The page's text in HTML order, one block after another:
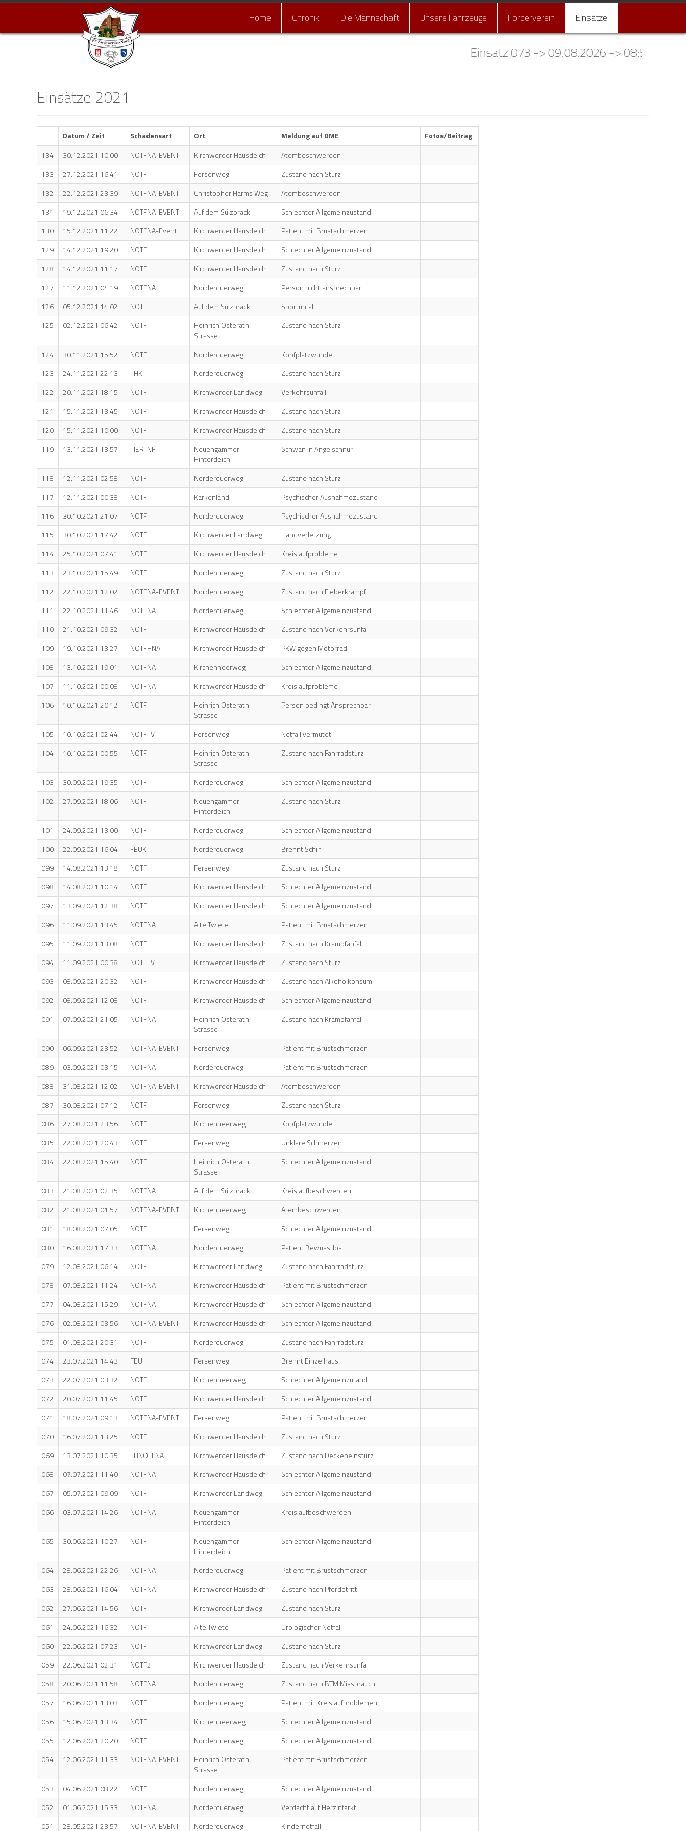
Home Chronik Die Mannschaft Unsere Fahrzeuge Förderverein Einsätze
Einsatz 073 -> 09.08.2026 -> 08:54 Uhr ->
Einsätze 2021
Datum / Zeit Schadensart Ort Meldung auf DME
Fotos/Beitrag
134
30.12.2021 10:00 NOTFNA-EVENT Kirchwerder Hausdeich
Atembeschwerden
133
27.12.2021 16:41 NOTF Fersenweg
Zustand nach Sturz
132
22.12.2021 23:39 NOTFNA-EVENT Christopher Harms Weg
Atembeschwerden
131
19.12.2021 06:34 NOTFNA-EVENT Auf dem Sülzbrack
Schlechter Allgemeinzustand
130
15.12.2021 11:22 NOTFNA-Event Kirchwerder Hausdeich
Patient mit Brustschmerzen
129
14.12.2021 19:20 NOTF Kirchwerder Hausdeich
Schlechter Allgemeinzustand
128
14.12.2021 11:17 NOTF Kirchwerder Hausdeich
Zustand nach Sturz
127
11.12.2021 04:19 NOTFNA Norderquerweg
Person nicht ansprechbar
126
05.12.2021 14:02 NOTF Auf dem Sülzbrack
Sportunfall
125
02.12.2021 06:42 NOTF
Heinrich Osterath
Strasse
Zustand nach Sturz
124 30.11.2021 15:52 NOTF Norderquerweg
Kopfplatzwunde
123
24.11.2021 22:13 THK Norderquerweg
Zustand nach Sturz
122
20.11.2021 18:15 NOTF Kirchwerder Landweg
Verkehrsunfall
121
15.11.2021 13:45 NOTF Kirchwerder Hausdeich
Zustand nach Sturz
120
15.11.2021 10:00 NOTF Kirchwerder Hausdeich
Zustand nach Sturz
119
13.11.2021 13:57 TIER-NF
Neuengammer
Hinterdeich
Schwan in Angelschnur
118 12.11.2021 02:58 NOTF Norderquerweg
Zustand nach Sturz
117
12.11.2021 00:38 NOTF Karkenland
Psychischer Ausnahmezustand
116
30.10.2021 21:07 NOTF Norderquerweg
Psychischer Ausnahmezustand
115
30.10.2021 17:42 NOTF Kirchwerder Landweg
Handverletzung
114
25.10.2021 07:41 NOTF Kirchwerder Hausdeich
Kreislaufprobleme
113
23.10.2021 15:49 NOTF Norderquerweg
Zustand nach Sturz
112
22.10.2021 12:02 NOTFNA-EVENT Norderquerweg
Zustand nach Fieberkrampf
111
22.10.2021 11:46 NOTFNA Norderquerweg
Schlechter Allgemeinzustand
110
21.10.2021 09:32 NOTF Kirchwerder Hausdeich
Zustand nach Verkehrsunfall
109
19.10.2021 13:27 NOTFHNA Kirchwerder Hausdeich
PKW gegen Motorrad
108
13.10.2021 19:01 NOTFNA Kirchenheerweg
Schlechter Allgemeinzustand
107
11.10.2021 00:08 NOTFNA Kirchwerder Hausdeich
Kreislaufprobleme
106
10.10.2021 20:12 NOTF
Heinrich Osterath
Strasse
Person bedingt Ansprechbar
105 10.10.2021 02:44 NOTFTV Fersenweg
Notfall vermutet
104
10.10.2021 00:55 NOTF
Heinrich Osterath
Strasse
Zustand nach Fahrradsturz
103 30.09.2021 19:35 NOTF Norderquerweg
Schlechter Allgemeinzustand
102
27.09.2021 18:06 NOTF
Neuengammer
Hinterdeich
Zustand nach Sturz
101 24.09.2021 13:00 NOTF Norderquerweg
Schlechter Allgemeinzustand
100
22.09.2021 16:04 FEUK Norderquerweg
Brennt Schilf
099
14.08.2021 13:18 NOTF Fersenweg
Zustand nach Sturz
098
14.08.2021 10:14 NOTF Kirchwerder Hausdeich
Schlechter Allgemeinzustand
097
13.09.2021 12:38 NOTF Kirchwerder Hausdeich
Schlechter Allgemeinzustand
096
11.09.2021 13:45 NOTFNA Alte Twiete
Patient mit Brustschmerzen
095
11.09.2021 13:08 NOTF Kirchwerder Hausdeich
Zustand nach Krampfanfall
094
11.09.2021 00:38 NOTFTV Kirchwerder Hausdeich
Zustand nach Sturz
093
08.09.2021 20:32 NOTF Kirchwerder Hausdeich
Zustand nach Alkoholkonsum
092
08.09.2021 12:08 NOTF Kirchwerder Hausdeich
Schlechter Allgemeinzustand
091
07.09.2021 21:05 NOTFNA
Heinrich Osterath
Strasse
Zustand nach Krampfanfall
090 06.09.2021 23:52 NOTFNA-EVENT Fersenweg
Patient mit Brustschmerzen
089
03.09.2021 03:15 NOTFNA Norderquerweg
Patient mit Brustschmerzen
088
31.08.2021 12:02 NOTFNA-EVENT Kirchwerder Hausdeich
Atembeschwerden
087
30.08.2021 07:12 NOTF Fersenweg
Zustand nach Sturz
086
27.08.2021 23:56 NOTF Kirchenheerweg
Kopfplatzwunde
085
22.08.2021 20:43 NOTF Fersenweg
Unklare Schmerzen
084
22.08.2021 15:40 NOTF
Heinrich Osterath
Strasse
Schlechter Allgemeinzustand
083 21.08.2021 02:35 NOTFNA Auf dem Sülzbrack
Kreislaufbeschwerden
082
21.08.2021 01:57 NOTFNA-EVENT Kirchenheerweg
Atembeschwerden
081
18.08.2021 07:05 NOTF Fersenweg
Schlechter Allgemeinzustand
080
16.08.2021 17:33 NOTFNA Norderquerweg
Patient Bewusstlos
079
12.08.2021 06:14 NOTF Kirchwerder Landweg
Zustand nach Fahrradsturz
078
07.08.2021 11:24 NOTFNA Kirchwerder Hausdeich
Patient mit Brustschmerzen
077
04.08.2021 15:29 NOTFNA Kirchwerder Hausdeich
Schlechter Allgemeinzustand
076
02.08.2021 03:56 NOTFNA-EVENT Kirchwerder Hausdeich
Schlechter Allgemeinzustand
075
01.08.2021 20:31 NOTF Norderquerweg
Zustand nach Fahrradsturz
074
23.07.2021 14:43 FEU Fersenweg
Brennt Einzelhaus
073
22.07.2021 03:32 NOTF Kirchenheerweg
Schlechter Allgemeinzutand
072
20.07.2021 11:45 NOTF Kirchwerder Hausdeich
Schlechter Allgemeinzustand
071
18.07.2021 09:13 NOTFNA-EVENT Fersenweg
Patient mit Brustschmerzen
070
16.07.2021 13:25 NOTF Kirchwerder Hausdeich
Zustand nach Sturz
069
13.07.2021 10:35 THNOTFNA Kirchwerder Hausdeich
Zustand nach Deckeneinsturz
068
07.07.2021 11:40 NOTFNA Kirchwerder Hausdeich
Schlechter Allgemeinzustand
067
05.07.2021 09:09 NOTF Kirchwerder Landweg
Schlechter Allgemeinzustand
066
03.07.2021 14:26 NOTFNA
Neuengammer
Hinterdeich
Kreislaufbeschwerden
065 30.06.2021 10:27 NOTF
Neuengammer
Hinterdeich
Schlechter Allgemeinzustand
064 28.06.2021 22:26 NOTFNA Norderquerweg
Patient mit Brustschmerzen
063
28.06.2021 16:04 NOTFNA Kirchwerder Hausdeich
Zustand nach Pferdetritt
062
27.06.2021 14:56 NOTF Kirchwerder Landweg
Zustand nach Sturz
061
24.06.2021 16:32 NOTF Alte Twiete
Urologischer Notfall
060
22.06.2021 07:23 NOTF Kirchwerder Landweg
Zustand nach Sturz
059
22.06.2021 02:31 NOTF2 Kirchwerder Hausdeich
Zustand nach Verkehrsunfall
058
20.06.2021 11:58 NOTFNA Norderquerweg
Zustand nach BTM Missbrauch
057
16.06.2021 13:03 NOTF Norderquerweg
Patient mit Kreislaufproblemen
056
15.06.2021 13:34 NOTF Kirchenheerweg
Schlechter Allgemeinzustand
055
12.06.2021 20:20 NOTF Norderquerweg
Schlechter Allgemeinzustand
054
12.06.2021 11:33 NOTFNA-EVENT
Heinrich Osterath
Strasse
Patient mit Brustschmerzen
053 04.06.2021 08:22 NOTF Norderquerweg
Schlechter Allgemeinzustand
052
01.06.2021 15:33 NOTFNA Norderquerweg
Verdacht auf Herzinfarkt
051
28.05.2021 23:57 NOTFNA-EVENT Norderquerweg Kindernotfall